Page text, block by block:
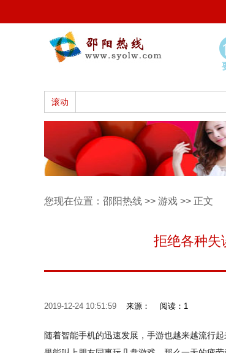
滚动
您现在位置： 邵阳热线 >> 游戏 >> 正文
拒绝各种失
2019-12-24 10:51:59 来源： 阅读：1
随着智能手机的迅速发展，手游也越来越流行